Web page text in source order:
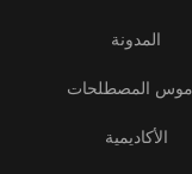
المدونة
المصطلحات
الأكاديمية